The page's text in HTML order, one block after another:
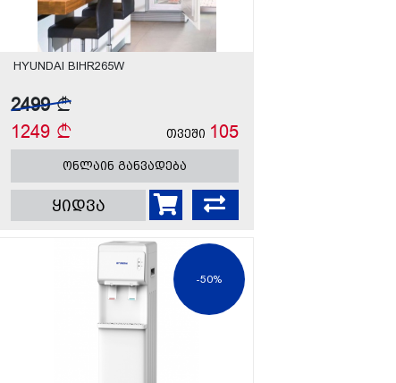
HYUNDAI BIHR265W
2499
1249
თვეში 105
ონლაინ განვადება
ყიდვა
-50%